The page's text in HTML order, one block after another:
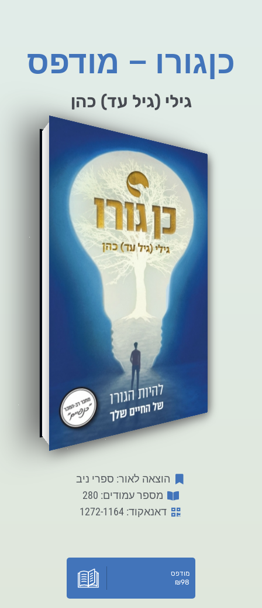
כןגורו – מודפס
גילי (גיל עד) כהן
הוצאה לאור: ספרי ניב
מספר עמודים: 280
דאנאקוד: 1272-1164
מודפס
₪98